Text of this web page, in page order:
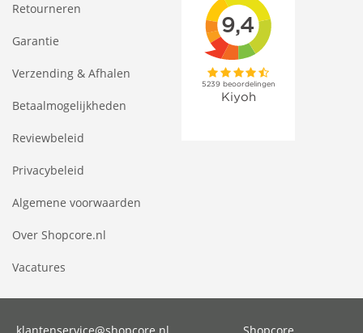
Retourneren
Garantie
Verzending & Afhalen
Betaalmogelijkheden
Reviewbeleid
Privacybeleid
Algemene voorwaarden
Over Shopcore.nl
Vacatures